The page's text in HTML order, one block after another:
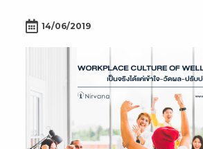
14/06/2019